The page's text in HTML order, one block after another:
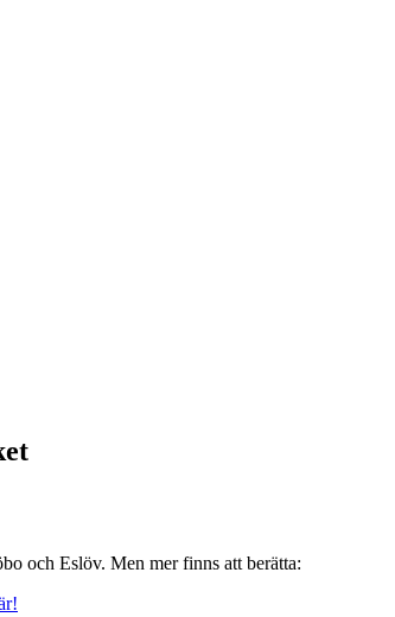
och Eslöv. Men mer finns att berätta: